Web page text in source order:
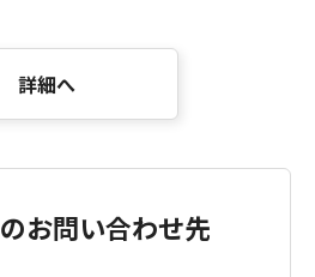
詳細へ
お問い合わせ先